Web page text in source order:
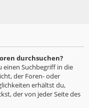
durchsuchen?
einen Suchbegriff in die
der Foren- oder
erhältst du,
der von jeder Seite des